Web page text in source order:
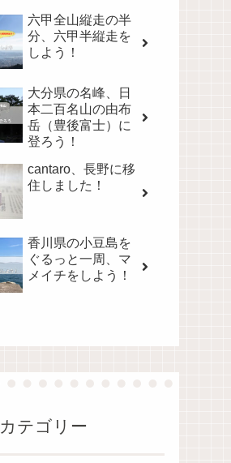
六甲全山縦走の半
分、六甲半縦走を
しよう！
大分県の名峰、日
本二百名山の由布
岳（豊後富士）に
登ろう！
cantaro、長野に移
住しました！
香川県の小豆島を
ぐるっと一周、マ
メイチをしよう！
カテゴリー